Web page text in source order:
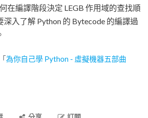
在編譯階段決定 LEGB 作用域的查找順
入了解 Python 的 Bytecode 的編譯過
為你自己學 Python - 虛擬機器五部曲